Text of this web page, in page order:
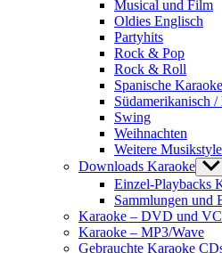
Musical und Film
Oldies Englisch
Partyhits
Rock & Pop
Rock & Roll
Spanische Karaoke
Südamerikanisch
Swing
Weihnachten
Weitere Musikstyle
Downloads Karaoke
sub
Einzel-Playbacks
Sammlungen und
Karaoke – DVD und
Karaoke – MP3/Wave
Gebrauchte Karaoke